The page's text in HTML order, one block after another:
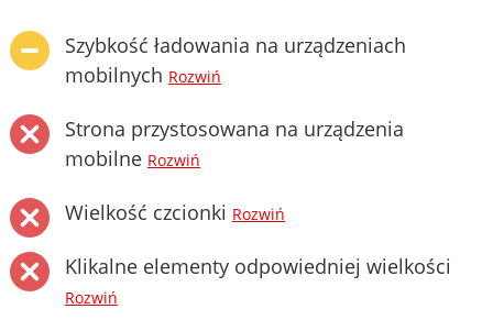
Szybkość ładowania na urządzeniach
mobilnych Rozwiń
Strona przystosowana na urządzenia
mobilne Rozwiń
Wielkość czcionki Rozwiń
Klikalne elementy odpowiedniej wielkości
Rozwiń